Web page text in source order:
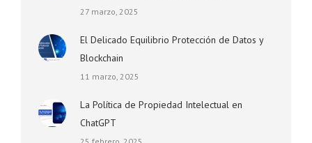
27 marzo, 2025
El Delicado Equilibrio Protección de Datos y
Blockchain
11 marzo, 2025
La Política de Propiedad Intelectual en
ChatGPT